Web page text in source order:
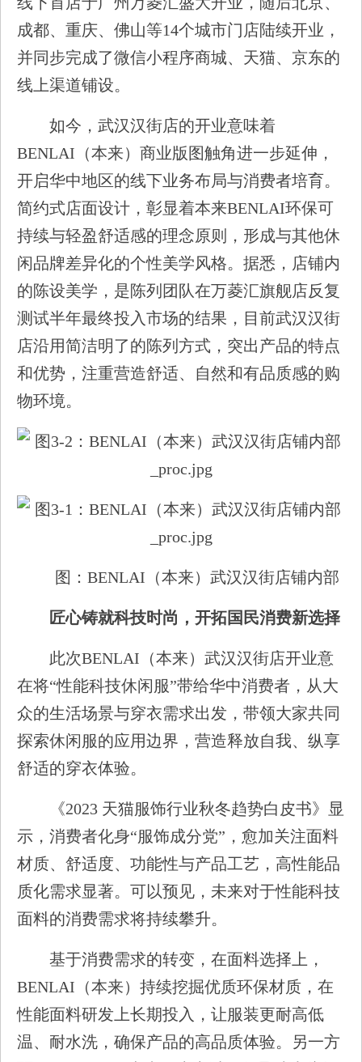
成都、重庆、佛山等14个城市门店陆续开业，
并同步完成了微信小程序商城、天猫、京东的
线上渠道铺设。
如今，武汉汉街店的开业意味着
BENLAI（本来）商业版图触角进一步延伸，
开启华中地区的线下业务布局与消费者培育。
简约式店面设计，彰显着本来BENLAI环保可
持续与轻盈舒适感的理念原则，形成与其他休
闲品牌差异化的个性美学风格。据悉，店铺内
的陈设美学，是陈列团队在万菱汇旗舰店反复
测试半年最终投入市场的结果，目前武汉汉街
店沿用简洁明了的陈列方式，突出产品的特点
和优势，注重营造舒适、自然和有品质感的购
物环境。
图：BENLAI（本来）武汉汉街店铺内部
匠心铸就科技时尚，开拓国民消费新选择
此次BENLAI（本来）武汉汉街店开业意
在将“性能科技休闲服”带给华中消费者，从大
众的生活场景与穿衣需求出发，带领大家共同
探索休闲服的应用边界，营造释放自我、纵享
舒适的穿衣体验。
《2023 天猫服饰行业秋冬趋势白皮书》显
示，消费者化身“服饰成分党”，愈加关注面料
材质、舒适度、功能性与产品工艺，高性能品
质化需求显著。可以预见，未来对于性能科技
面料的消费需求将持续攀升。
基于消费需求的转变，在面料选择上，
BENLAI（本来）持续挖掘优质环保材质，在
性能面料研发上长期投入，让服装更耐高低
温、耐水洗，确保产品的高品质体验。另一方